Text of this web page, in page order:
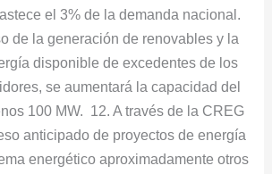
el 3% de la demanda nacional.
de la generación de renovables y la
disponible de excedentes de los
se aumentará la capacidad del
100 MW. 12. A través de la CREG
anticipado de proyectos de energía
energético aproximadamente otros